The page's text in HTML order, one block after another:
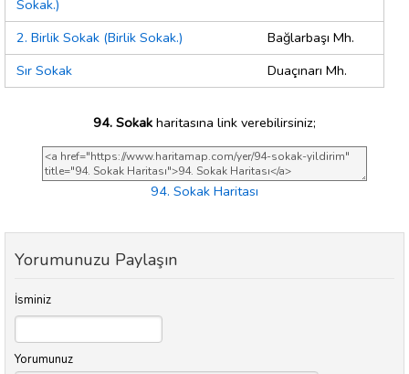
Sokak.)
2. Birlik Sokak (Birlik Sokak.)
Bağlarbaşı Mh.
Sır Sokak
Duaçınarı Mh.
94. Sokak haritasına link verebilirsiniz;
94. Sokak Haritası
Yorumunuzu Paylaşın
İsminiz
Yorumunuz